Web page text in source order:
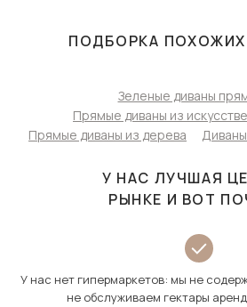
ПОДБОРКА
Зеленые диваны
Прямые диваны из
Прямые диваны из дерева
У НАС ЛУЧШАЯ
РЫНКЕ И ВОТ
У нас нет гипермаркетов: мы не
не обслуживаем гектары